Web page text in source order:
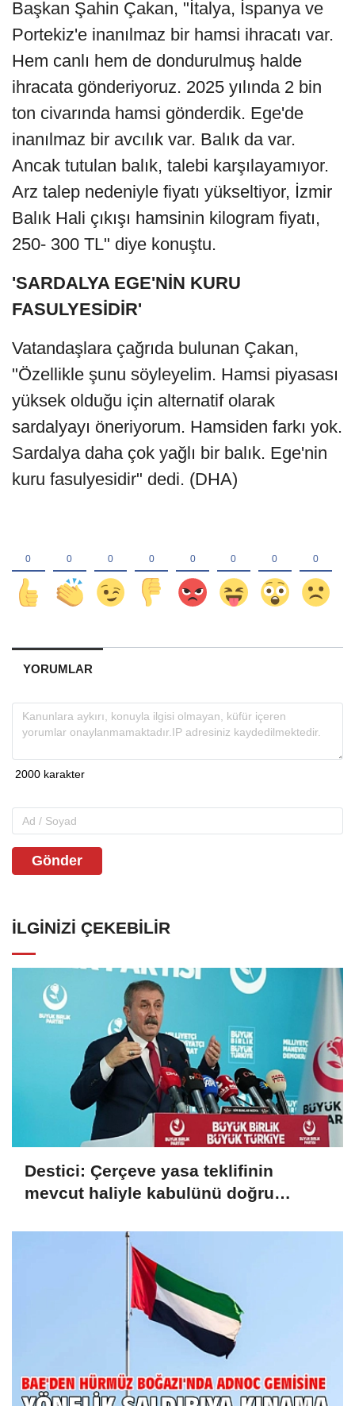
Başkan Şahin Çakan, "İtalya, İspanya ve
Portekiz'e inanılmaz bir hamsi ihracatı var.
Hem canlı hem de dondurulmuş halde
ihracata gönderiyoruz. 2025 yılında 2 bin
ton civarında hamsi gönderdik. Ege'de
inanılmaz bir avcılık var. Balık da var.
Ancak tutulan balık, talebi karşılayamıyor.
Arz talep nedeniyle fiyatı yükseltiyor, İzmir
Balık Hali çıkışı hamsinin kilogram fiyatı,
250- 300 TL" diye konuştu.
'SARDALYA EGE'NİN KURU
FASULYESİDİR'
Vatandaşlara çağrıda bulunan Çakan,
"Özellikle şunu söyleyelim. Hamsi piyasası
yüksek olduğu için alternatif olarak
sardalyayı öneriyorum. Hamsiden farkı yok.
Sardalya daha çok yağlı bir balık. Ege'nin
kuru fasulyesidir" dedi. (DHA)
YORUMLAR
Gönder
İLGINIZI ÇEKEBILIR
Destici: Çerçeve yasa teklifinin
mevcut haliyle kabulünü doğru